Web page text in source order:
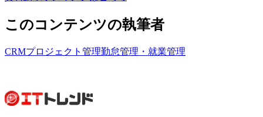
このコンテンツの執筆者
CRMプロジェクト管理勤怠管理・就業管理